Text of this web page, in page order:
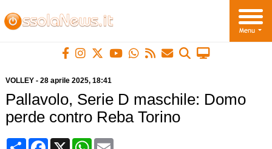
VOLLEY- 28 aprile 2025, 18:41
Pallavolo, Serie D maschile: Domo
perde contro Reba Torino
CondividiFacebook
X WhatsApp
Email